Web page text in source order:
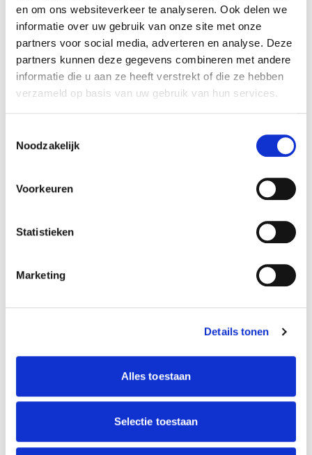
en om ons websiteverkeer te analyseren. Ook delen we
informatie over uw gebruik van onze site met onze
partners voor social media, adverteren en analyse. Deze
partners kunnen deze gegevens combineren met andere
informatie die u aan ze heeft verstrekt of die ze hebben
verzameld op basis van uw gebruik van hun services.
Noodzakelijk
Voorkeuren
Statistieken
Marketing
Details tonen
Alles toestaan
Selectie toestaan
Werking:
Multifunctionele sensor
Voltage:
220 V
16 W
1400 lm
Adjustable 3000, 4000 en 6500K
Testfunctie:
3 jaar